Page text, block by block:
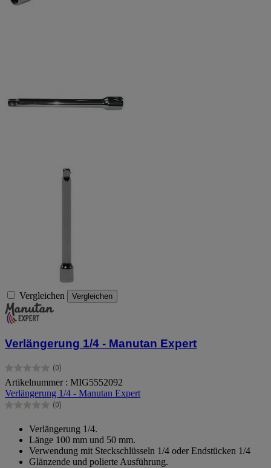
Vergleichen Vergleichen
Verlängerung 1/4 - Manutan Expert
(0)
0.0
von
5
Sternen.
Artikelnummer : MIG5552092
Verlängerung 1/4 - Manutan Expert
(0)
0.0
Sternen.
Verlängerung 1/4.
Länge 100 mm und 50 mm.
Verwendung mit Steckschlüsseln 1/4 oder Endstücken 1/4
Glänzende und polierte Ausführung.